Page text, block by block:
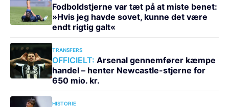
Fodboldstjerne var tæt på at miste benet:
»Hvis jeg havde sovet, kunne det være
endt rigtig galt«
TRANSFERS
OFFICIELT: Arsenal gennemfører kæmpe
handel – henter Newcastle-stjerne for
650 mio. kr.
HISTORIE